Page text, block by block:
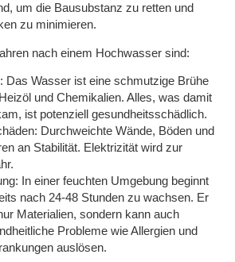
um die Bausubstanz zu retten und
zu minimieren.
nach einem Hochwasser sind:
Das Wasser ist eine schmutzige Brühe
und Chemikalien. Alles, was damit
ist potenziell gesundheitsschädlich.
Durchweichte Wände, Böden und
an Stabilität. Elektrizität wird zur
In einer feuchten Umgebung beginnt
nach 24-48 Stunden zu wachsen. Er
Materialien, sondern kann auch
Probleme wie Allergien und
auslösen.